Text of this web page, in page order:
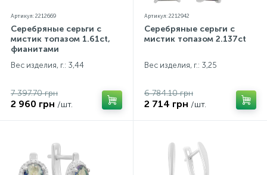
Артикул: 2212669
Серебряные серьги с
мистик топазом 1.61ct,
фианитами
Вес изделия, г.: 3,44
7 397.70 грн
2 960 грн /шт.
Артикул: 2212942
Серебряные серьги с
мистик топазом 2.137ct
Вес изделия, г.: 3,25
6 784.10 грн
2 714 грн /шт.